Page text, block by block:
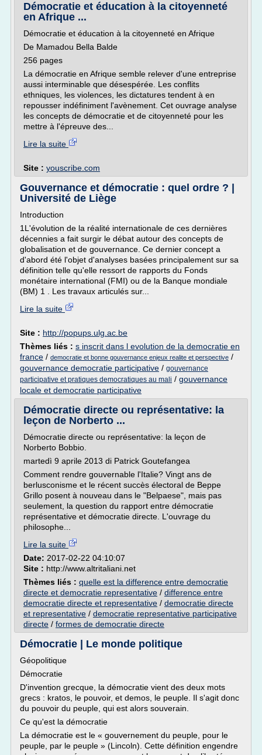
Démocratie et éducation à la citoyenneté
en Afrique ...
Démocratie et éducation à la citoyenneté en Afrique
De Mamadou Bella Balde
256 pages
La démocratie en Afrique semble relever d'une entreprise
aussi interminable que désespérée. Les conflits
ethniques, les violences, les dictatures tendent à en
repousser indéfiniment l'avènement. Cet ouvrage analyse
les concepts de démocratie et de citoyenneté pour les
mettre à l'épreuve des...
Lire la suite
Site : youscribe.com
Gouvernance et démocratie : quel ordre ? |
Université de Liège
Introduction
1L'évolution de la réalité internationale de ces dernières
décennies a fait surgir le débat autour des concepts de
globalisation et de gouvernance. Ce dernier concept a
d'abord été l'objet d'analyses basées principalement sur sa
définition telle qu'elle ressort de rapports du Fonds
monétaire international (FMI) ou de la Banque mondiale
(BM) 1 . Les travaux articulés sur...
Lire la suite
Site : http://popups.ulg.ac.be
Thèmes liés : s inscrit dans l evolution de la democratie en
france / democratie et bonne gouvernance enjeux realite et perspective /
gouvernance democratie participative / gouvernance
participative et pratiques democratiques au mali / gouvernance
locale et democratie participative
Démocratie directe ou représentative: la
leçon de Norberto ...
Démocratie directe ou représentative: la leçon de
Norberto Bobbio.
martedì 9 aprile 2013 di Patrick Goutefangea
Comment rendre gouvernable l'Italie? Vingt ans de
berlusconisme et le récent succès électoral de Beppe
Grillo posent à nouveau dans le "Belpaese", mais pas
seulement, la question du rapport entre démocratie
représentative et démocratie directe. L'ouvrage du
philosophe...
Lire la suite
Date: 2017-02-22 04:10:07
Site : http://www.altritaliani.net
Thèmes liés : quelle est la difference entre democratie
directe et democratie representative / difference entre
democratie directe et representative / democratie directe
et representative / democratie representative participative
directe / formes de democratie directe
Démocratie | Le monde politique
Géopolitique
Démocratie
D'invention grecque, la démocratie vient des deux mots
grecs : kratos, le pouvoir, et demos, le peuple. Il s'agit donc
du pouvoir du peuple, qui est alors souverain.
Ce qu'est la démocratie
La démocratie est le « gouvernement du peuple, pour le
peuple, par le peuple » (Lincoln). Cette définition engendre